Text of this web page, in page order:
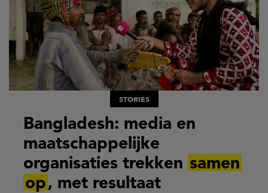
STORIES
Bangladesh: media en
maatschappelijke
organisaties trekken samen
op, met resultaat